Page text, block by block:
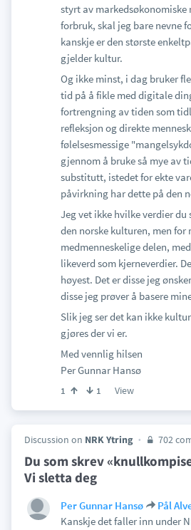
styrt av markedsøkonomiske
forbruk, skal jeg bare nevne
kanskje er den største
gjelder kultur.
Og ikke minst, i dag bruker
tid på å fikle med digitale
fortrengning av tiden som
refleksjon og direkte
følelsesmessige
gjennom å bruke så mye av
substitutt, istedet for ekte
påvirkning har dette på den
Jeg vet ikke hvilke verdier du
den norske kulturen, men for
medmenneskelige delen,
likeverd som kjerneverdier.
høyest. Det er disse jeg
disse jeg prøver å basere
Slik jeg ser det kan ikke
gjøres der vi er.
Med vennlig hilsen
Per Gunnar Hansø
1 1 View
Discussion on NRK Ytring 702
Du som skrev
Vi sletta deg
Per Gunnar Hansø Pål
Kanskje det faller inn under